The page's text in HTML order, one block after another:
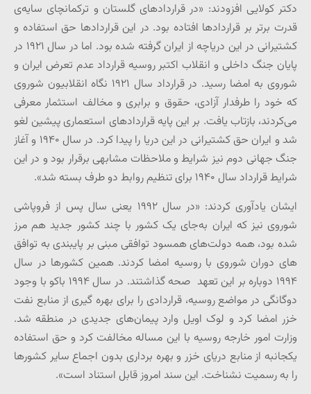
دکتر کولایی افزودند: «در قراردادهای گلستان و ترکمانچای سایه‌ی
قدرت برتر بر قراردادها افتاده بود. در این قراردادها حق استفاده و
کشتیرانی در این دریاچه از ایران گرفته شده بود. اما در سال ۱۹۲۱ در
پایان جنگ داخلی و انقلاب اکتبر روسیه قرارداد عدم تعرض ایران و
شوروی به امضا رسید. در قرارداد سال ۱۹۲۱ نگاه انقلابیون شوروی
که خود را طرفدار آزادی، حقوق و برابری و مخالف استثمار معرفی
می‌کردند، بازتاب یافت. بر این پایه قراردادهای استعماری پیشین لغو
شد و ایران حق کشتیرانی در این دریا را پیدا کرد. در سال ۱۹۴۰ و آغاز
جنگ جهانی دوم نیز شرایط و ملاحظات مشابهی برقرار بود و در این
شرایط قرارداد سال ۱۹۴۰ برای تنظیم روابط دو طرف بسته شد».
ایشان یادآوری کردند: «در سال ۱۹۹۲ یعنی سال پس از فروپاشی
شوروی نیز که ایران به‌جای یک کشور با چند کشور جدید هم مرز
شده بود، همه دولت‌های همسود توافقی مبنی بر پایبندی به توافق
های دوران شوروی با روسیه امضا کردند. همین کشورها در سال
۱۹۹۴ دوباره بر این تعهد صحه گذاشتند. در سال ۱۹۹۴ باکو با وجود
دوگانگی در مواضع روسیه، قراردادی را برای بهره گیری از منابع نفت
خزر امضا کرد و لوک اویل وارد پیمان‌های جدیدی در منطقه شد.
وزارت امور خارجه روسیه با این مساله مخالفت کرد و حق استفاده
یکجانبه از منابع دریای خزر و بهره برداری بدون اجماع سایر کشورها
را به رسمیت نشناخت. این سند امروز قابل استناد است».